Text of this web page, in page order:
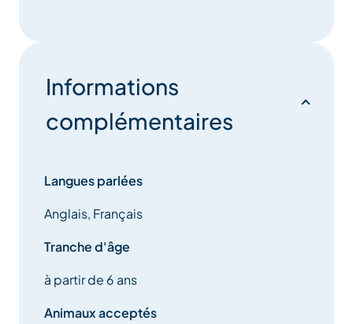
Informations
complémentaires
Langues parlées
Anglais, Français
Tranche d'âge
à partir de 6 ans
Animaux acceptés